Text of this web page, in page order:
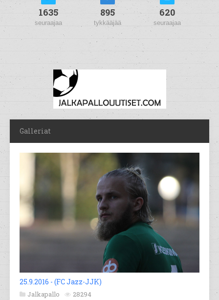
1635
seuraajaa
895
tykkääjää
620
seuraajaa
Galleriat
25.9.2016 - (FC Jazz-JJK)
Jalkapallo 28294